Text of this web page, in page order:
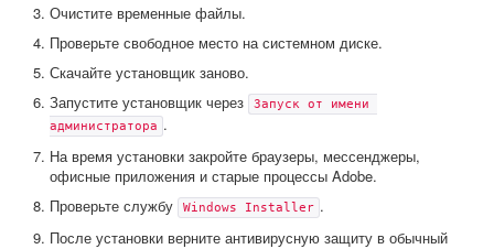
Очистите временные файлы.
Проверьте свободное место на системном диске.
Скачайте установщик заново.
Запустите установщик через
Запуск от имени
администратора .
На время установки закройте браузеры, мессенджеры,
офисные приложения и старые процессы Adobe.
Проверьте службу
Windows Installer .
После установки верните антивирусную защиту в обычный